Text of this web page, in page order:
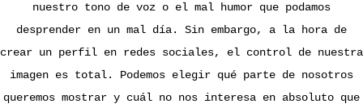
nuestro tono de voz o el mal humor que podamos
desprender en un mal día. Sin embargo, a la hora de
crear un perfil en redes sociales, el control de nuestra
imagen es total. Podemos elegir qué parte de nosotros
queremos mostrar y cuál no nos interesa en absoluto que